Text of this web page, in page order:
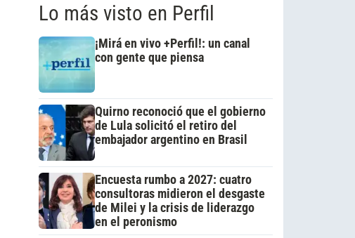
Lo más visto en Perfil
¡Mirá en vivo +Perfil!: un canal
con gente que piensa
Quirno reconoció que el gobierno
de Lula solicitó el retiro del
embajador argentino en Brasil
Encuesta rumbo a 2027: cuatro
consultoras midieron el desgaste
de Milei y la crisis de liderazgo
en el peronismo